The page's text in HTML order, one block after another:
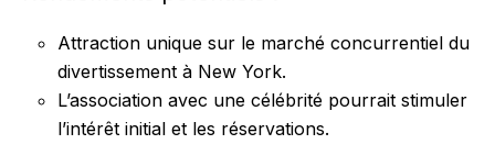
Attraction unique sur le marché concurrentiel du
divertissement à New York.
L’association avec une célébrité pourrait stimuler
l’intérêt initial et les réservations.